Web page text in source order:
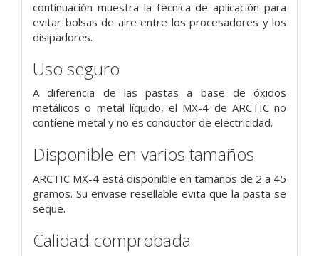
continuación muestra la técnica de aplicación para
evitar bolsas de aire entre los procesadores y los
disipadores.
Uso seguro
A diferencia de las pastas a base de óxidos
metálicos o metal líquido, el MX-4 de ARCTIC no
contiene metal y no es conductor de electricidad.
Disponible en varios tamaños
ARCTIC MX-4 está disponible en tamaños de 2 a 45
gramos. Su envase resellable evita que la pasta se
seque.
Calidad comprobada